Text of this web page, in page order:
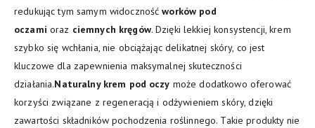
redukując tym samym widocznośćworków pod
oczami oraz ciemnych kręgów. Dzięki lekkiej konsystencji, krem
szybko się wchłania, nie obciążając delikatnej skóry, co jest
kluczowe dla zapewnienia maksymalnej skuteczności
działania.Naturalny krem pod oczy może dodatkowo oferować
korzyści związane z regeneracją i odżywieniem skóry, dzięki
zawartości składników pochodzenia roślinnego. Takie produkty nie